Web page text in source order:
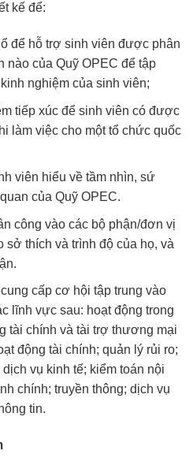
kế để:
để hỗ trợ sinh viên được phân
nào của Quỹ OPEC để tập
nghiệm của sinh viên;
tiếp xúc để sinh viên có được
làm việc cho một tổ chức quốc
viên hiểu về tầm nhìn, sứ
của Quỹ OPEC.
công vào các bộ phận/đơn vị
sở thích và trình độ của họ, và
cấp cơ hội tập trung vào
lĩnh vực sau: hoạt động trong
tài chính và tài trợ thương mại
động tài chính; quản lý rủi ro;
vụ kinh tế; kiểm toán nội
chính; truyền thông; dịch vụ
tin.